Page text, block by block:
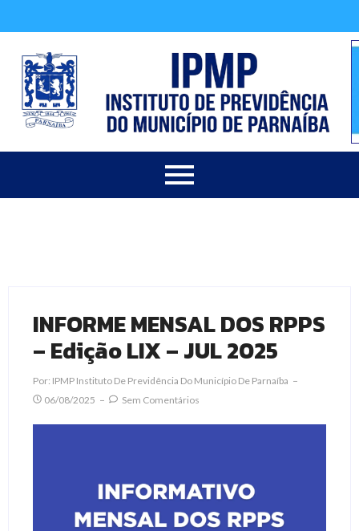
INFORME MENSAL DOS RPPS
– Edição LIX – JUL 2025
Por: IPMP Instituto De Previdência Do Município De Parnaíba
06/08/2025
Sem Comentários